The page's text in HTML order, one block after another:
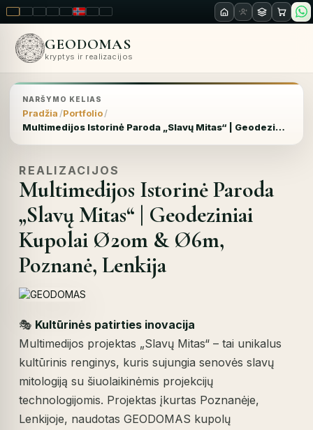
LT ENPL FR RUNOSKRO
GEODOMAS
kryptys ir realizacijos
NARŠYMO KELIAS
Pradžia Portfolio
Multimedijos Istorinė Paroda „Slavų Mitas“ | Geodeziniai Kupolai Ø20m & Ø6m, Poznanė, Lenkija
REALIZACIJOS
Multimedijos Istorinė Paroda
„Slavų Mitas“ | Geodeziniai
Kupolai Ø20m & Ø6m,
Poznanė, Lenkija
🎭 Kultūrinės patirties inovacija
Multimedijos projektas „Slavų Mitas“ – tai unikalus
kultūrinis renginys, kuris sujungia senovės slavų
mitologiją su šiuolaikinėmis projekcijų
technologijomis. Projektas įkurtas Poznanėje,
Lenkijoje, naudotas GEODOMAS kupolų